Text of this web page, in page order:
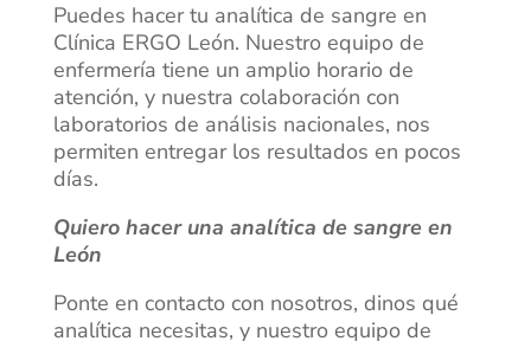
Puedes hacer tu analítica de sangre en
Clínica ERGO León. Nuestro equipo de
enfermería tiene un amplio horario de
atención, y nuestra colaboración con
laboratorios de análisis nacionales, nos
permiten entregar los resultados en pocos
días.
Quiero hacer una analítica de sangre en
León
Ponte en contacto con nosotros, dinos qué
analítica necesitas, y nuestro equipo de